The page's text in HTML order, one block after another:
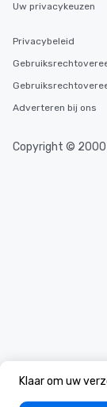
Klaar om uw
Uw privacykeuzen
Privacybeleid
Adverteren bij ons
Copyright ©